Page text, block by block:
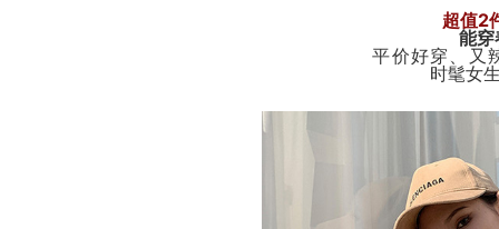
超值2
能
平价好穿、又
时髦女